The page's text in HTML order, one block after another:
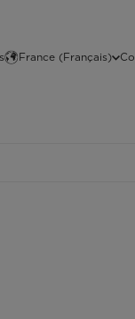
France (Français)